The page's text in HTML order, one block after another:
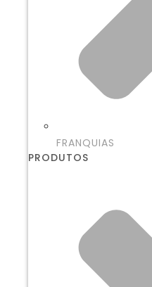
FRANQUIAS
PRODUTOS